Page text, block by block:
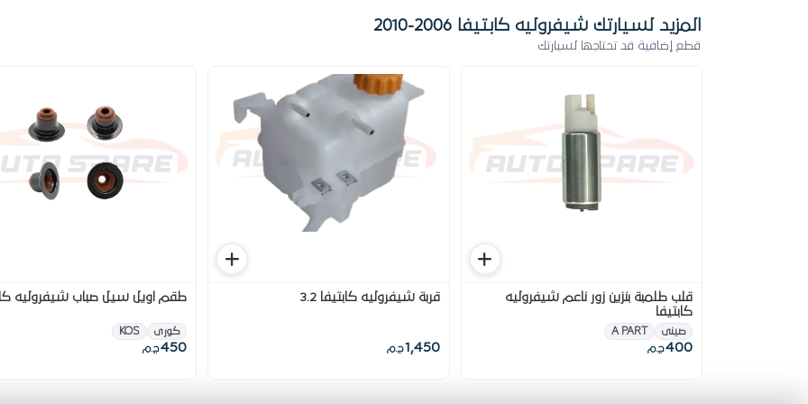
المزيد لسيارتك شيفروليه كابتيفا 2006-2010
قطع إضافية قد تحتاجها لسيارتك
قلب طلمبة بنزين زور ناعم شيفروليه
كابتيفا
صينى A PART
400ج.م
قربة شيفروليه كابتيفا 3.2
1,450 ج.م
طقم اويل سيل صباب شيفروليه
كورى KOS
450ج.م